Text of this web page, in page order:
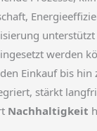
werden
Einkauf bis
stärkt
Nachhaltigkeit